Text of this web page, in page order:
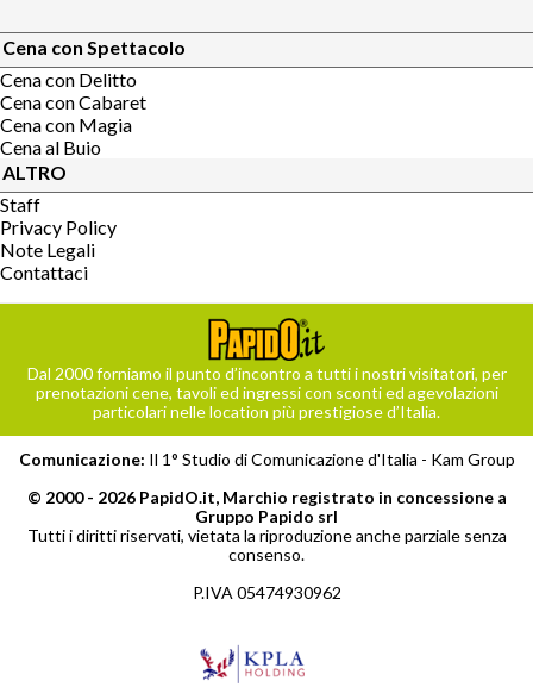
Cena con Spettacolo
Cena con Delitto
Cena con Cabaret
Cena con Magia
Cena al Buio
ALTRO
Staff
Privacy Policy
Note Legali
Contattaci
Dal 2000 forniamo il punto d’incontro a tutti i nostri visitatori, per
prenotazioni cene, tavoli ed ingressi con sconti ed agevolazioni
particolari nelle location più prestigiose d’Italia.
Comunicazione: Il 1° Studio di Comunicazione d'Italia - Kam Group
© 2000 - 2026 PapidO.it, Marchio registrato in concessione a
Gruppo Papido srl
Tutti i diritti riservati, vietata la riproduzione anche parziale senza
consenso.
P.IVA 05474930962